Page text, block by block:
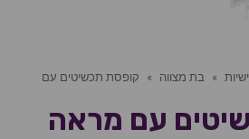
» בת מצווה »
קופסת תכשיטים עם
עם מראה